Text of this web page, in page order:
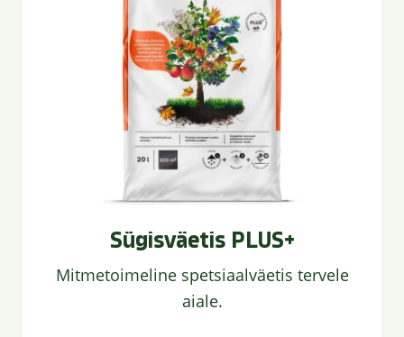
Sügisväetis PLUS+
Mitmetoimeline spetsiaalväetis tervele
aiale.